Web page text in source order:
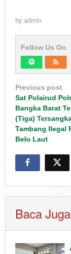
by admin
Follow Us On
Post
Previous post
Sat Polairud
Bangka Barat
(Tiga)
Tambang Ilegal
Belo Laut
Baca Juga